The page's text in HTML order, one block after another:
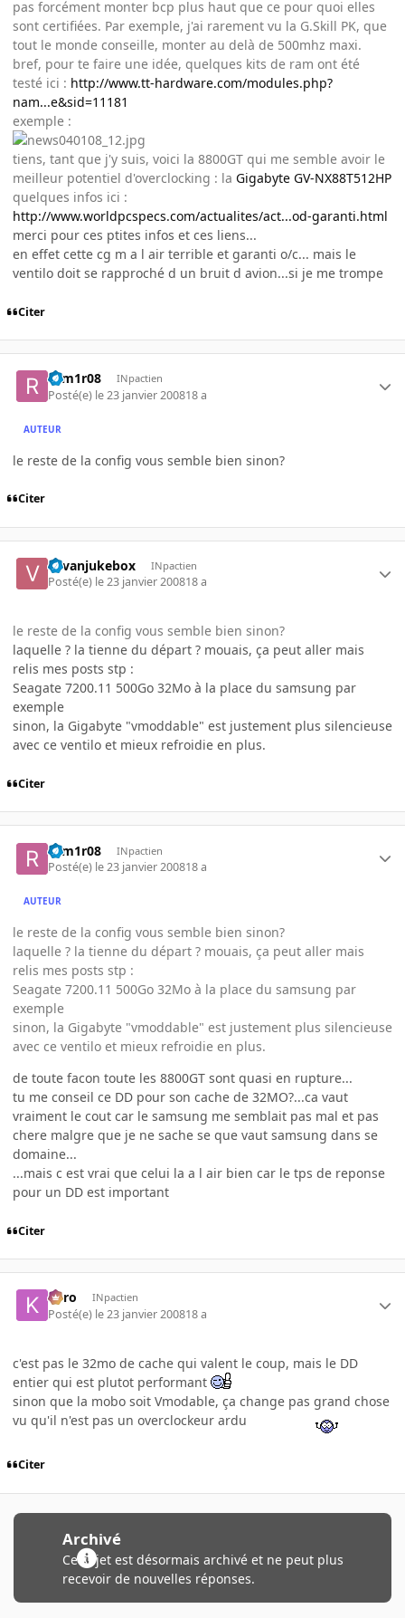
pas forcément monter bcp plus haut que ce pour quoi elles
sont certifiées. Par exemple, j'ai rarement vu la G.Skill PK, que
tout le monde conseille, monter au delà de 500mhz maxi.
bref, pour te faire une idée, quelques kits de ram ont été
testé ici : http://www.tt-hardware.com/modules.php?
nam...e&sid=11181
exemple :
tiens, tant que j'y suis, voici la 8800GT qui me semble avoir le
meilleur potentiel d'overclocking : la Gigabyte GV-NX88T512HP
quelques infos ici :
http://www.worldpcspecs.com/actualites/act...od-garanti.html
merci pour ces ptites infos et ces liens...
en effet cette cg m a l air terrible et garanti o/c... mais le
ventilo doit se rapproché d un bruit d avion...si je me trompe
Citer
rom1r08 INpactien
Posté(e) le 23 janvier 200818 a
AUTEUR
le reste de la config vous semble bien sinon?
Citer
vavanjukebox INpactien
Posté(e) le 23 janvier 200818 a
le reste de la config vous semble bien sinon?
laquelle ? la tienne du départ ? mouais, ça peut aller mais
relis mes posts stp :
Seagate 7200.11 500Go 32Mo à la place du samsung par
exemple
sinon, la Gigabyte "vmoddable" est justement plus silencieuse
avec ce ventilo et mieux refroidie en plus.
Citer
rom1r08 INpactien
Posté(e) le 23 janvier 200818 a
AUTEUR
le reste de la config vous semble bien sinon?
laquelle ? la tienne du départ ? mouais, ça peut aller mais
relis mes posts stp :
Seagate 7200.11 500Go 32Mo à la place du samsung par
exemple
sinon, la Gigabyte "vmoddable" est justement plus silencieuse
avec ce ventilo et mieux refroidie en plus.
de toute facon toute les 8800GT sont quasi en rupture...
tu me conseil ce DD pour son cache de 32MO?...ca vaut
vraiment le cout car le samsung me semblait pas mal et pas
chere malgre que je ne sache se que vaut samsung dans se
domaine...
...mais c est vrai que celui la a l air bien car le tps de reponse
pour un DD est important
Citer
kyro INpactien
Posté(e) le 23 janvier 200818 a
c'est pas le 32mo de cache qui valent le coup, mais le DD
entier qui est plutot performant
sinon que la mobo soit Vmodable, ça change pas grand chose
vu qu'il n'est pas un overclockeur ardu
Citer
Archivé
Ce sujet est désormais archivé et ne peut plus
recevoir de nouvelles réponses.